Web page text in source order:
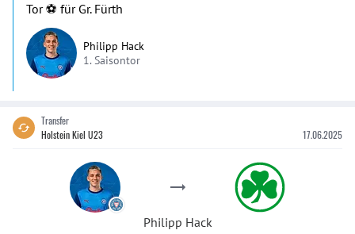
Tor ⚽️ für Gr. Fürth
Philipp Hack
1. Saisontor
Transfer
Holstein Kiel U23
17.06.2025
Philipp Hack